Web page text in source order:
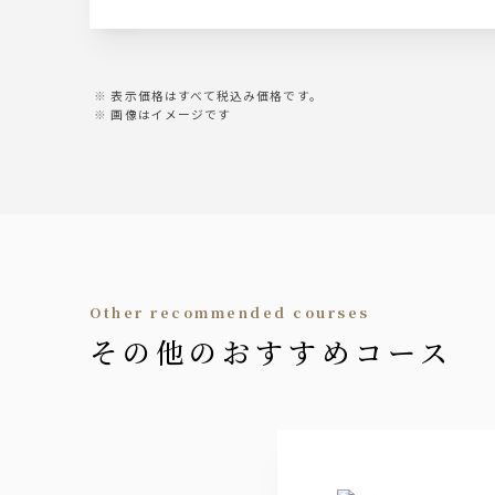
日本酒
ワイン
カルフォルニア 『カルロ・ロッシ』
赤 or 白
表示価格はすべて税込み価格です。
画像はイメージです
other recommended courses
その他のおすすめコース